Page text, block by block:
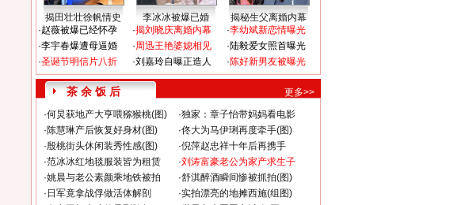
揭田壮壮徐帆情史 李冰冰被爆已婚
揭秘生父离婚内幕
·赵薇被爆已经怀孕
·李宇春爆遭母逼婚
·圣诞节明信片八折
·揭刘晓庆离婚内幕
·周迅王艳婆媳相见
·刘嘉玲自曝正造人
·李幼斌新恋情曝光
·陆毅爱女照首曝光
·陈好新男友被曝光
茶 余 饭 后
更多>>
·何炅获地产大亨喂猕猴桃(图) ·独家：章子怡带妈妈看电影
·陈慧琳产后恢复好身材(图) ·佟大为马伊琍再度牵手(图)
·殷桃街头休闲装秀性感(图) ·倪萍赵忠祥十年后再携手
·范冰冰红地毯服装皆为租赁 ·刘涛富豪老公为家产求生子
·姚晨与老公素颜乘地铁被拍 ·舒淇醉酒瞬间惨被抓拍(图)
· 日军竟拿战俘做活体解剖 ·实拍漂亮的地摊西施(组图)